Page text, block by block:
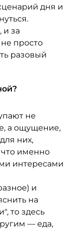
дня и
и за
просто
разовый
не
а ощущение,
них,
именно
интересами
и
на
то здесь
— еда,